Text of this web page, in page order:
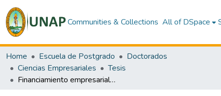
Communities & Collections All of DSpace
Home Escuela de Postgrado
Doctorados
Ciencias Empresariales
Tesis
Financiamiento empresarial y su influencia en el crecimiento de empresas comerciales de la provincia de Maynas año 2025